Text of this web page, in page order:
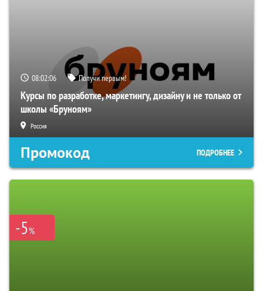
08:02:04 Получи первым!
Курсы по разработке, маркетингу, дизайну и не только от
школы «Бруноям»
Россия
Промокод ПОДРОБНЕЕ
-5%